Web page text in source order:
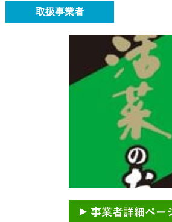
取扱事業者